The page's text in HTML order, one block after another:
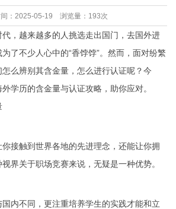
间：2025-05-19 浏览量：193次
，越来越多的人挑选走出国门，去国外进
了不少人心中的“香饽饽”。然而，面对纷繁
么辨别其含金量，怎么进行认证呢？今
学历的含金量与认证攻略，助你应对。
接触到世界各地的先进理念，还能让你拥
界关于职场竞赛来说，无疑是一种优势。
内不同，更注重培养学生的实践才能和立